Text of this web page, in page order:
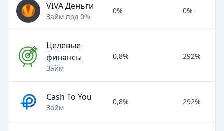
VIVA Деньги
Займ под 0%
0% 0%
Целевые
финансы
Займ
0,8% 292%
Cash To You
Займ
0,8% 292%